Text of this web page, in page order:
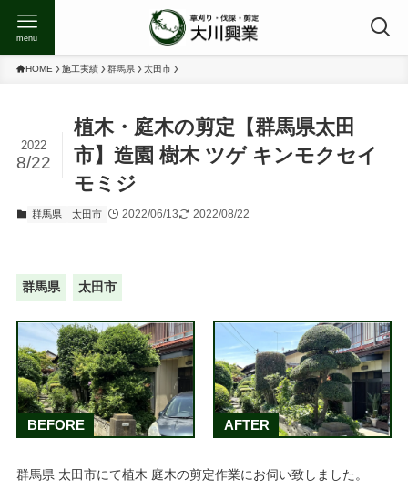
menu
HOME 施工実績 群馬県 太田市
植木・庭木の剪定【群馬県太田
市】造園 樹木 ツゲ キンモクセイ
モミジ
2022
8/22
群馬県 太田市 2022/06/13 2022/08/22
群馬県 太田市
BEFORE AFTER
群馬県 太田市にて植木 庭木の剪定作業にお伺い致しました。